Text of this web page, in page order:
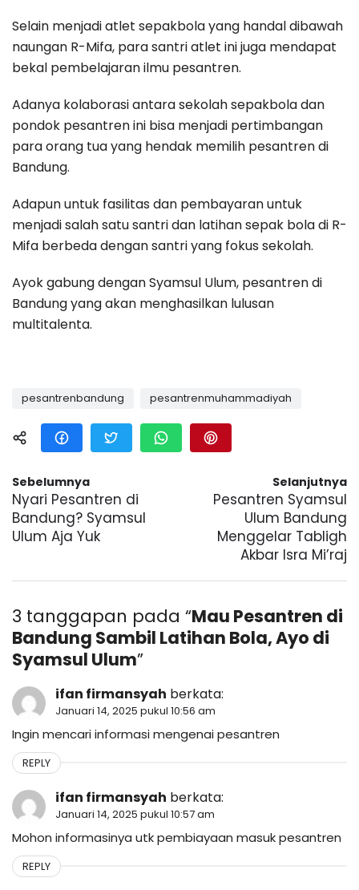
Selain menjadi atlet sepakbola yang handal dibawah
naungan R-Mifa, para santri atlet ini juga mendapat
bekal pembelajaran ilmu pesantren.
Adanya kolaborasi antara sekolah sepakbola dan
pondok pesantren ini bisa menjadi pertimbangan
para orang tua yang hendak memilih pesantren di
Bandung.
Adapun untuk fasilitas dan pembayaran untuk
menjadi salah satu santri dan latihan sepak bola di R-
Mifa berbeda dengan santri yang fokus sekolah.
Ayok gabung dengan Syamsul Ulum, pesantren di
Bandung yang akan menghasilkan lulusan
multitalenta.
pesantrenbandung pesantrenmuhammadiyah
Sebelumnya
Nyari Pesantren di
Bandung? Syamsul
Ulum Aja Yuk
Selanjutnya
Pesantren Syamsul
Ulum Bandung
Menggelar Tabligh
Akbar Isra Mi’raj
3 tanggapan pada “Mau Pesantren di
Bandung Sambil Latihan Bola, Ayo di
Syamsul Ulum”
ifan firmansyah berkata:
Januari 14, 2025 pukul 10:56 am
Ingin mencari informasi mengenai pesantren
REPLY
ifan firmansyah berkata:
Januari 14, 2025 pukul 10:57 am
Mohon informasinya utk pembiayaan masuk pesantren
REPLY